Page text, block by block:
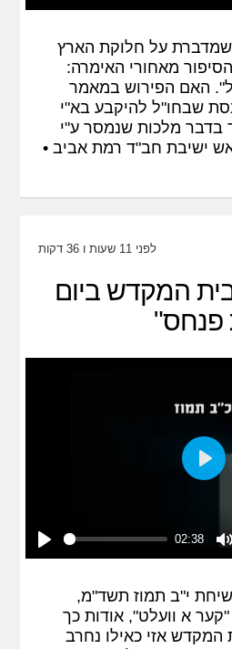
Play Mute
על חלוקת הארץ
מאחורי האימרה:
האם הפירוש במאמר
שבחו"ל להיקבע בא"י
בדבר מלכות שנמסר ע"י
ישיבת חב"ד רמת אביב •
לפני 11 שעות ו 36 דקות
המקדש ביום
פנחס"
Play
02:38
Mute
Play
י"ב תמוז תשד"מ,
א וועלט", אודות כך
אזי כאילו נחרב